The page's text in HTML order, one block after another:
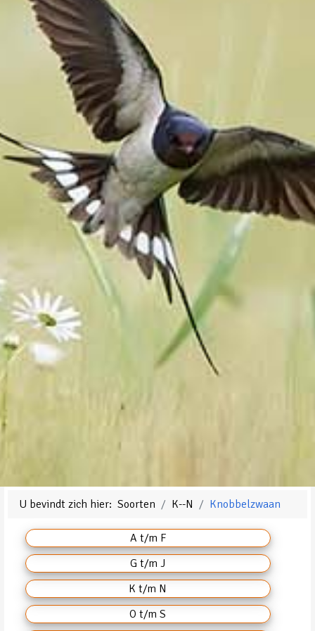
U bevindt zich hier:Soorten K--N Knobbelzwaan
A t/m F
G t/m J
K t/m N
O t/m S